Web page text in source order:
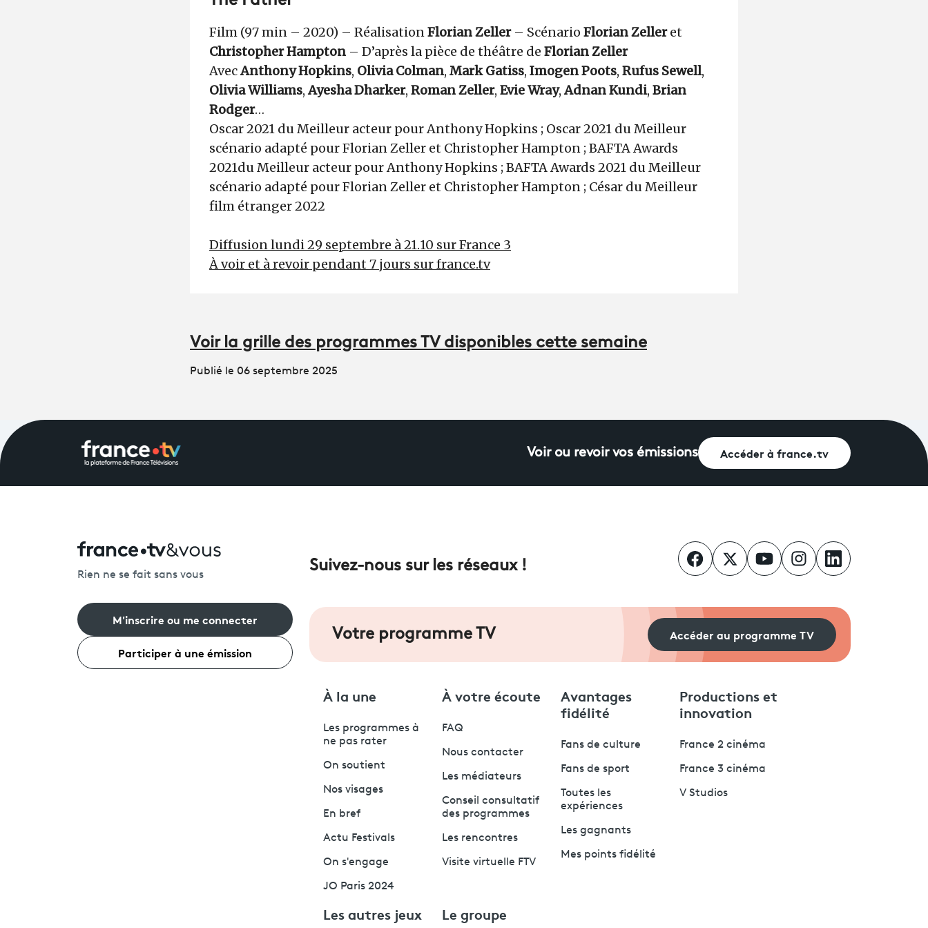
Film (97 min – 2020) – RéalisationFlorian Zeller– Scénario Florian Zelleret
Christopher Hampton – D’après la pièce de théâtre de Florian Zeller
AvecAnthony Hopkins, Olivia Colman, Mark Gatiss, Imogen Poots, Rufus Sewell,
Olivia Williams,Ayesha Dharker, Roman Zeller, Evie Wray,Adnan Kundi, Brian
Rodger…
Oscar 2021 du Meilleur acteur pour Anthony Hopkins ; Oscar 2021 du Meilleur
scénario adapté pour Florian Zeller et Christopher Hampton ; BAFTA Awards
2021du Meilleur acteur pour Anthony Hopkins ; BAFTA Awards 2021 du Meilleur
scénario adapté pour Florian Zeller et Christopher Hampton ; César du Meilleur
film étranger 2022
Diffusion lundi 29 septembre à 21.10 sur France 3
À voir et à revoir pendant 7 jours sur france.tv
Voir la grille des programmes TV disponibles cette semaine
Publié le 06 septembre 2025
Voir ou revoir vos émissions Accéder à france.tv
Rien ne se fait sans vous
M'inscrire ou me connecter
Participer à une émission
Suivez-nous sur les réseaux !
Votre programme TV Accéder au programme TV
À la une
Les programmes à
ne pas rater
On soutient
Nos visages
En bref
Actu Festivals
On s'engage
JO Paris 2024
À votre écoute
FAQ
Nous contacter
Les médiateurs
Conseil consultatif
des programmes
Les rencontres
Visite virtuelle FTV
Avantages
fidélité
Fans de culture
Fans de sport
Toutes les
expériences
Les gagnants
Mes points fidélité
Productions et
innovation
France 2 cinéma
France 3 cinéma
V Studios
Les autres jeux Le groupe